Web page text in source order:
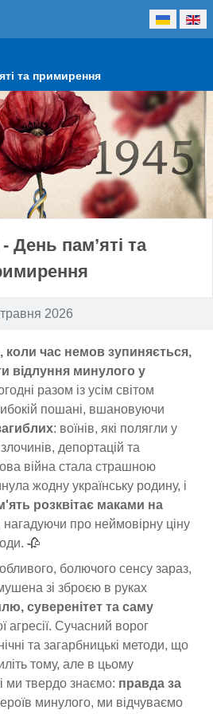
та примирення
День пам’яті та
2026
час немов зупиняється,
відлуння минулого у
разом із усім світом
пошані, вшановуючи
: воїнів, які полягли у
депортацій та
війна стала страшною
жодну українську родину, і
розквітає маками на
нагадуючи про неймовірну ціну
🥀
болючого сенсу зараз,
зі зброєю в руках
суверенітет та саму
агресії. Сучасний ворог
та загарбницькі методи, що
тому, але в цьому
ми твердо знаємо: правда за
минулого, ми відчуваємо